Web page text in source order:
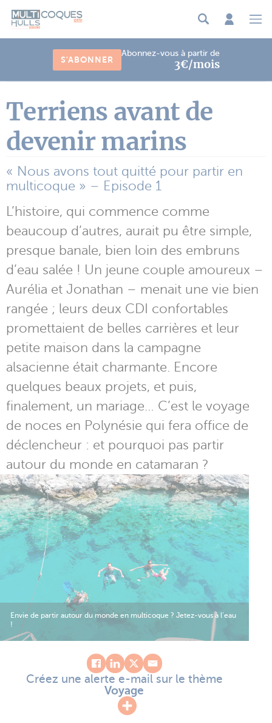
S'ABONNER
Abonnez-vous à partir de
3€/mois
Terriens avant de
devenir marins
« Nous avons tout quitté pour partir en
multicoque » – Episode 1
L’histoire, qui commence comme
beaucoup d’autres, aurait pu être simple,
presque banale, bien loin des embruns
d’eau salée ! Un jeune couple amoureux –
Aurélia et Jonathan – menait une vie bien
rangée ; leurs deux CDI confortables
promettaient de belles carrières et leur
petite maison dans la campagne
alsacienne était charmante. Encore
quelques beaux projets, et puis,
finalement, un mariage… C’est le voyage
de noces en Polynésie qui fera office de
déclencheur : et pourquoi pas partir
autour du monde en catamaran ?
Envie de partir autour du monde en multicoque ? Jetez-vous à l’eau
!
Créez une alerte e-mail sur le thème
Voyage